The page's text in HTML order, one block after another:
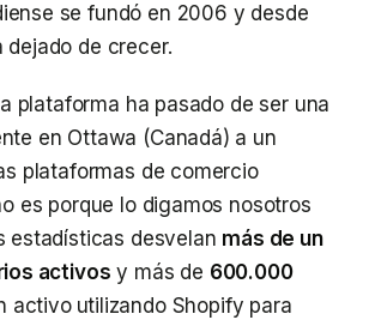
se fundó en 2006 y desde
dejado de crecer.
plataforma ha pasado de ser una
en Ottawa (Canadá) a un
plataformas de comercio
es porque lo digamos nosotros
estadísticas desvelan más de un
activos y más de 600.000
activo utilizando Shopify para